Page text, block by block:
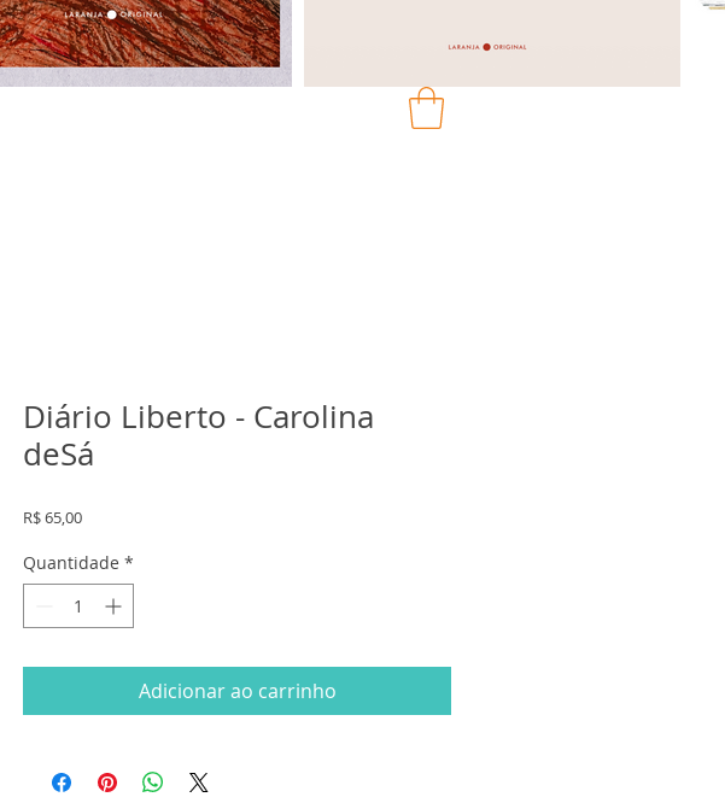
Diário Liberto - Carolina
deSá
R$ 65,00Preço
Quantidade *
Adicionar ao carrinho